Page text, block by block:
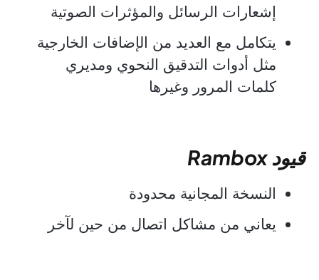
إشعارات الرسائل والمؤثرات الصوتية
يتكامل مع العديد من الإضافات الخارجية
مثل أدوات التدقيق النحوي ومديري
كلمات المرور وغيرها
قيود Rambox
النسخة المجانية محدودة
يعاني من مشاكل اتصال من حين لآخر